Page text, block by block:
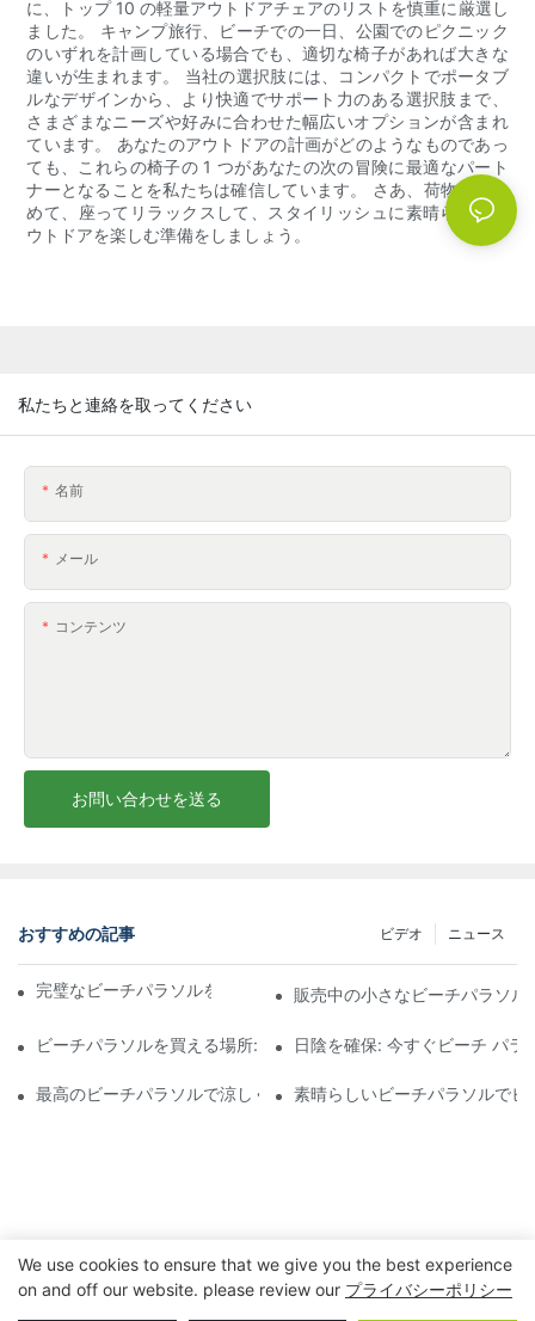
に、トップ 10 の軽量アウトドアチェアのリストを慎重に厳選し
ました。 キャンプ旅行、ビーチでの一日、公園でのピクニック
のいずれを計画している場合でも、適切な椅子があれば大きな
違いが生まれます。 当社の選択肢には、コンパクトでポータブ
ルなデザインから、より快適でサポート力のある選択肢まで、
さまざまなニーズや好みに合わせた幅広いオプションが含まれ
ています。 あなたのアウトドアの計画がどのようなものであっ
ても、これらの椅子の 1 つがあなたの次の冒険に最適なパート
ナーとなることを私たちは確信しています。 さあ、荷物をまと
めて、座ってリラックスして、スタイリッシュに素晴らしいア
ウトドアを楽しむ準備をしましょう。
私たちと連絡を取ってください
名前
メール
コンテンツ
お問い合わせを送る
おすすめの記事 ニュース
ビデオ
完璧なビーチパラソルを選ぶための究極のガイド販売中の小さなビーチパラソ
ビーチパラソルを買える場所: サンシェードのニーズに応えるト
日陰を確保: 今すぐビーチ パラ
最高のビーチパラソルで涼しくスタイリッシュに過ごしましょう:
素晴らしいビーチパラソルで
We use cookies to ensure that we give you the best experience
on and off our website. please review our プライバシーポリシー